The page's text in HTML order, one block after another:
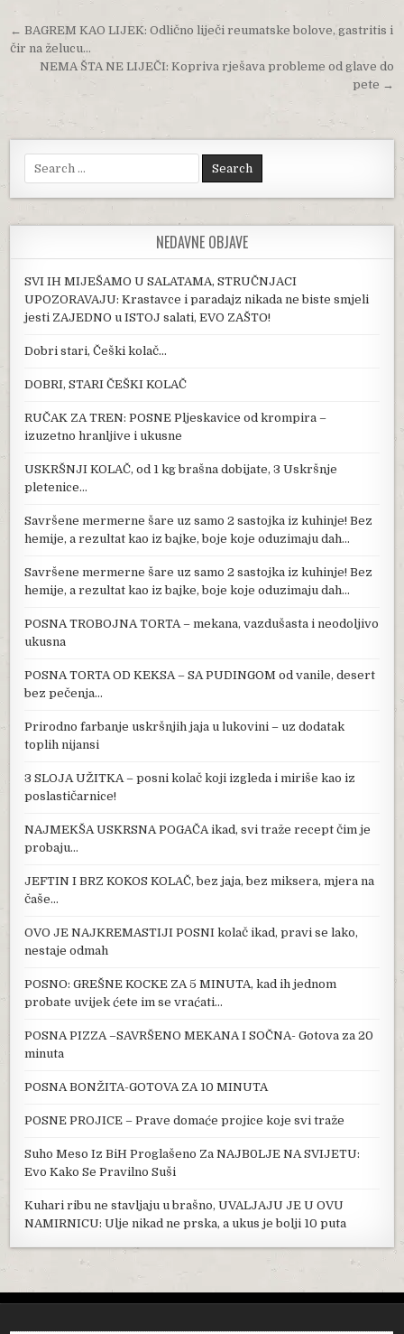
Post navigation
← BAGREM KAO LIJEK: Odlično liječi reumatske bolove, gastritis i
čir na želucu…
NEMA ŠTA NE LIJEČI: Kopriva rješava probleme od glave do
pete →
Search for:
NEDAVNE OBJAVE
SVI IH MIJEŠAMO U SALATAMA, STRUČNJACI
UPOZORAVAJU: Krastavce i paradajz nikada ne biste smjeli
jesti ZAJEDNO u ISTOJ salati, EVO ZAŠTO!
Dobri stari, Češki kolač…
DOBRI, STARI ČEŠKI KOLAČ
RUČAK ZA TREN: POSNE Pljeskavice od krompira –
izuzetno hranljive i ukusne
USKRŠNJI KOLAČ, od 1 kg brašna dobijate, 3 Uskršnje
pletenice…
Savršene mermerne šare uz samo 2 sastojka iz kuhinje! Bez
hemije, a rezultat kao iz bajke, boje koje oduzimaju dah…
Savršene mermerne šare uz samo 2 sastojka iz kuhinje! Bez
hemije, a rezultat kao iz bajke, boje koje oduzimaju dah…
POSNA TROBOJNA TORTA – mekana, vazdušasta i neodoljivo
ukusna
POSNA TORTA OD KEKSA – SA PUDINGOM od vanile, desert
bez pečenja…
Prirodno farbanje uskršnjih jaja u lukovini – uz dodatak
toplih nijansi
3 SLOJA UŽITKA – posni kolač koji izgleda i miriše kao iz
poslastičarnice!
NAJMEKŠA USKRSNA POGAČA ikad, svi traže recept čim je
probaju…
JEFTIN I BRZ KOKOS KOLAČ, bez jaja, bez miksera, mjera na
čaše…
OVO JE NAJKREMASTIJI POSNI kolač ikad, pravi se lako,
nestaje odmah
POSNO: GREŠNE KOCKE ZA 5 MINUTA, kad ih jednom
probate uvijek ćete im se vraćati…
POSNA PIZZA –SAVRŠENO MEKANA I SOČNA- Gotova za 20
minuta
POSNA BONŽITA-GOTOVA ZA 10 MINUTA
POSNE PROJICE – Prave domaće projice koje svi traže
Suho Meso Iz BiH Proglašeno Za NAJB0LJE NA SVIJETU:
Evo Kako Se Pravilno Suši
Kuhari ribu ne stavljaju u brašno, UVALJAJU JE U OVU
NAMIRNICU: Ulje nikad ne prska, a ukus je bolji 10 puta